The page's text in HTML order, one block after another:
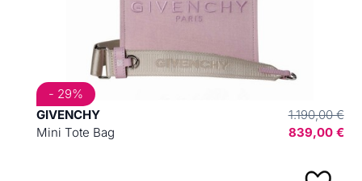
GIVENCHY
Mini Tote Bag
1.190,00 €
839,00 €
- 29%